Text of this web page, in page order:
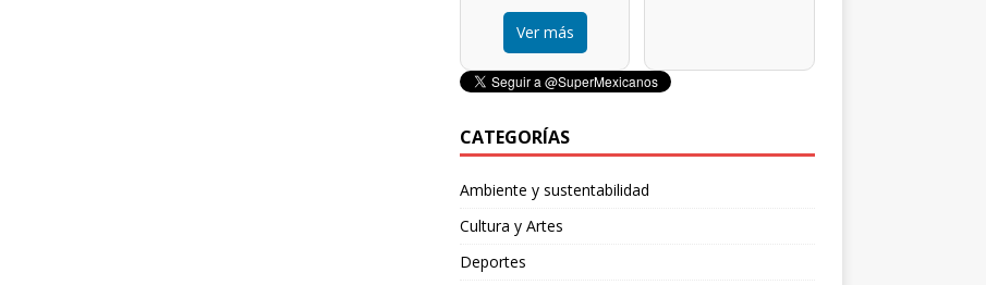
Ver más
CATEGORÍAS
Ambiente y sustentabilidad
Cultura y Artes
Deportes